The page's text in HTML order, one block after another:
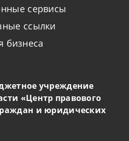
сервисы
ссылки
бизнеса
учреждение
«Центр правового
и юридических